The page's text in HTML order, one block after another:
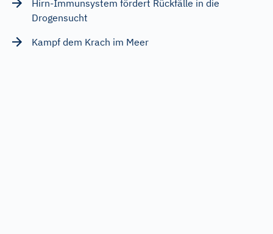
Hirn-Immunsystem fördert Rückfälle in die
Drogensucht
Kampf dem Krach im Meer